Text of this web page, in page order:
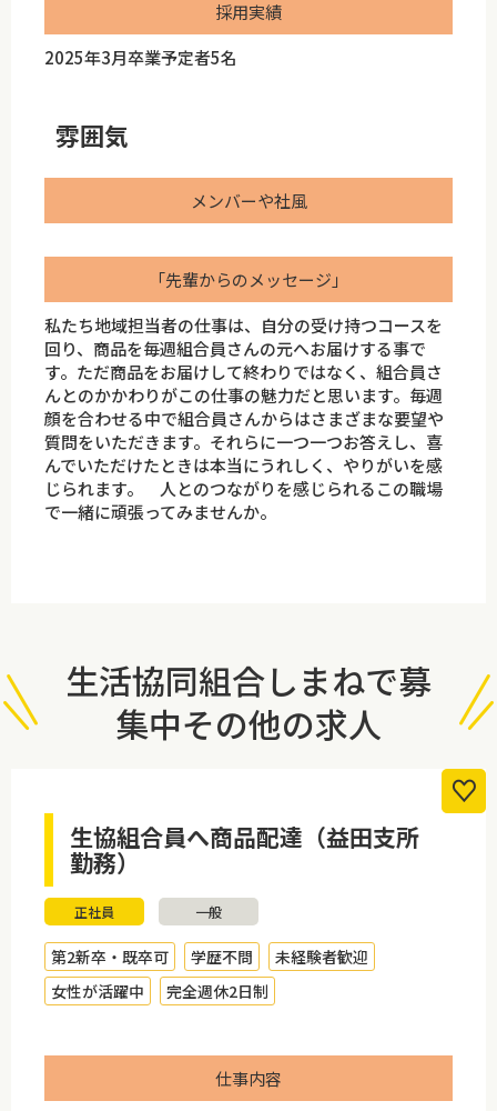
採用実績
2025年3月卒業予定者5名
雰囲気
メンバーや社風
「先輩からのメッセージ」
私たち地域担当者の仕事は、自分の受け持つコースを
回り、商品を毎週組合員さんの元へお届けする事で
す。ただ商品をお届けして終わりではなく、組合員さ
んとのかかわりがこの仕事の魅力だと思います。毎週
顔を合わせる中で組合員さんからはさまざまな要望や
質問をいただきます。それらに一つ一つお答えし、喜
んでいただけたときは本当にうれしく、やりがいを感
じられます。 人とのつながりを感じられるこの職場
で一緒に頑張ってみませんか。
生活協同組合しまねで募
集中その他の求人
生協組合員へ商品配達（益田支所
勤務）
正社員 一般
第2新卒・既卒可 学歴不問
未経験者歓迎
女性が活躍中
完全週休2日制
仕事内容